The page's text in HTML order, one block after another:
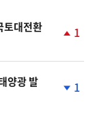
토대전환
1
양광 발
1